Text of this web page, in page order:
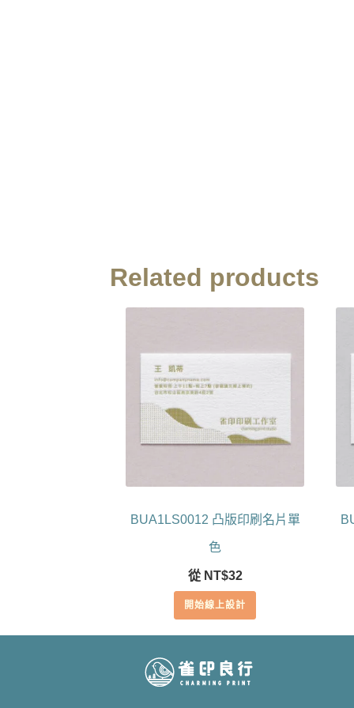
Related products
BUA1LS0012 凸版印刷名片單
色
從 NT$32
開始線上設計